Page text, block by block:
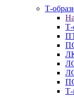
Т-
Т-
Т-